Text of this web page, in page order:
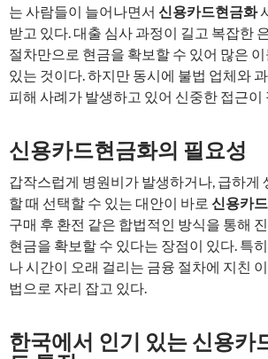
는 사람들이 늘어나면서 신용카드현금화
받고 있다. 대출 심사 과정이 길고 복잡한
절차만으로 현금을 확보할 수 있어 많은
있는 것이다. 하지만 동시에 불법 업체와
피해 사례가 발생하고 있어 신중한 접근이
신용카드현금화의 필요성
갑작스럽게 병원비가 발생하거나, 급하게
할 때 선택할 수 있는 대안이 바로 신용카
구매 후 환전 같은 합법적인 방식을 통해
현금을 확보할 수 있다는 장점이 있다. 특
나 시간이 오래 걸리는 금융 절차에 지친
법으로 자리 잡고 있다.
한국에서 인기 있는 신용카